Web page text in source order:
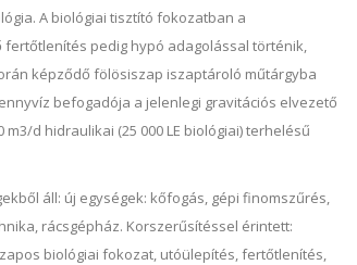
A biológiai tisztító fokozatban a
pedig hypó adagolással történik,
képződő fölösiszap iszaptároló műtárgyba
befogadója a jelenlegi gravitációs elvezető
d hidraulikai (25 000 LE biológiai) terhelésű
áll: új egységek: kőfogás, gépi finomszűrés,
rácsgépház. Korszerűsítéssel érintett:
biológiai fokozat, utóülepítés, fertőtlenítés,